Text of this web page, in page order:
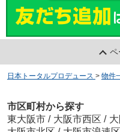
ペ
日本トータルプロデュース > 物件
市区町村から探す
東大阪市 / 大阪市西区 /